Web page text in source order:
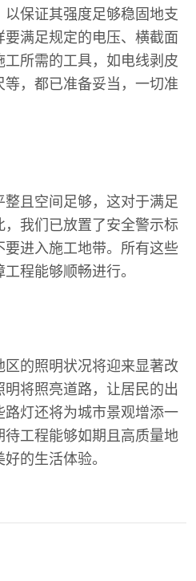
保证其强度足够稳固地支
满足规定的电压、横截面
所需的工具，如电线剥皮
，都已准备妥当，一切准
且空间足够，这对于满足
我们已放置了安全警示标
进入施工地带。所有这些
程能够顺畅进行。
的照明状况将迎来显著改
将照亮道路，让居民的出
灯还将为城市景观增添一
工程能够如期且高质量地
的生活体验。